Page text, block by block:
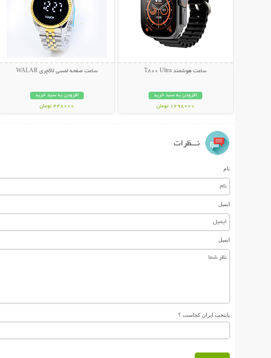
ساعت هوشمند T800 Ultra
افزودن به سبد خرید
1298000 تومان
ساعت صفحه لمسی لاکچری WALAR
افزودن به سبد خرید
448000 تومان
نـــظرات
نام
ایمیل
ایمیل
پایتخت ایران کجاست ؟